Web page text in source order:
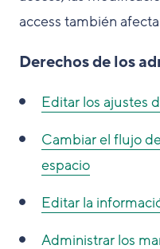
access también
Derechos de los
Editar los ajustes
Cambiar el flujo
espacio
Editar la
Administrar los